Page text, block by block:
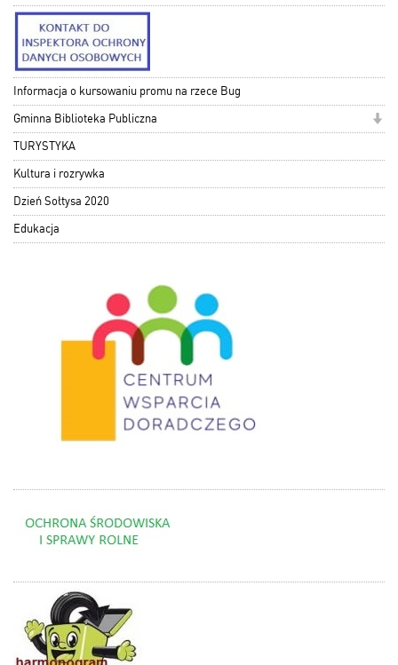
Informacja o kursowaniu promu na rzece Bug
Gminna Biblioteka Publiczna
TURYSTYKA
Kultura i rozrywka
Dzień Sołtysa 2020
Edukacja